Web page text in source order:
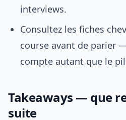
interviews.
Consultez les fiches
course avant de parier
compte autant que le
Takeaways — que
suite